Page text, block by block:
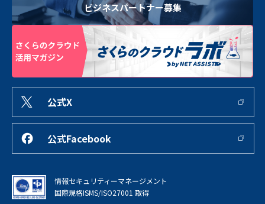
ビジネスパートナー募集
公式X
公式Facebook
情報セキュリティーマネージメント
国際規格ISMS/ISO27001 取得